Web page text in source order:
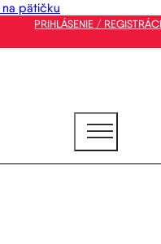
pätičku
PRIHLÁSENIE /